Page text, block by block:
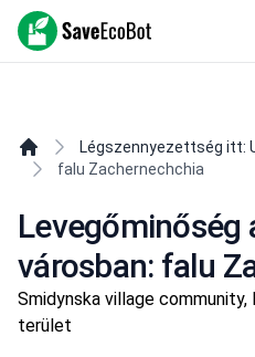
SaveEcoBot
Légszennyezettség itt:
falu Zachernechchia
Levegőminőség
városban: falu
Smidynska village
terület